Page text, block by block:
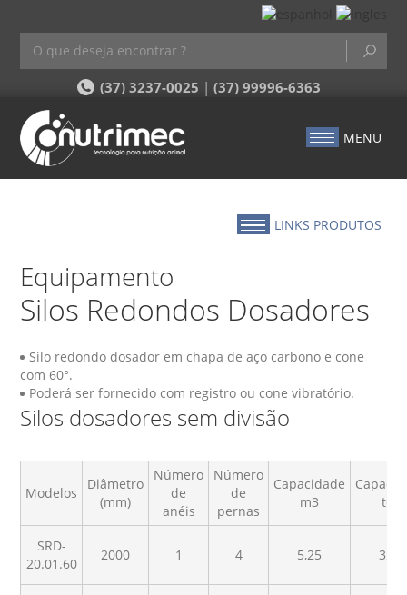
(37) 3237-0025 | (37) 99996-6363
MENU
LINKS PRODUTOS
Equipamento
Silos Redondos Dosadores
Silo redondo dosador em chapa de aço carbono e cone
com 60°.
Poderá ser fornecido com registro ou cone vibratório.
Silos dosadores sem divisão
Modelos
Diâmetro
(mm)
Número
de
anéis
Número
de
pernas
Capacidade
m3
ton
SRD-
20.01.60
2000 1 4 5,25 3,25